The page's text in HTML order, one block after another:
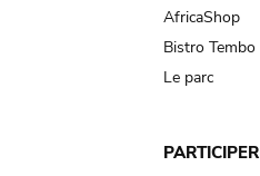
AfricaShop
Bistro Tembo
Le parc
PARTICIPER